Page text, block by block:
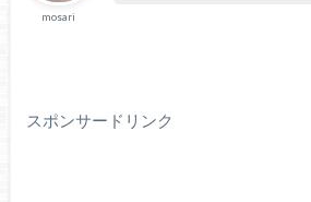
mosari
スポンサードリンク